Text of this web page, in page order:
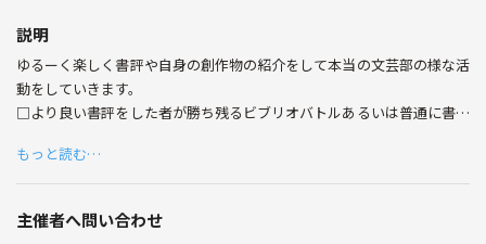
~
趣味
・読書・散歩・Wikipedia巡り
~
よく出掛ける場所
説明
ゆるーく楽しく書評や自身の創作物の紹介をして本当の文芸部の様な活
動をしていきます。
□より良い書評をした者が勝ち残るビブリオバトルあるいは普通に書評
□自身の創作物の紹介と他作品の批評を行うプレゼンテーション
以上の2つがメインの活動になります。
他にもボドゲやスポーツ、カラオケ、カフェ会、映画鑑賞など楽しくワ
イワイ出来るような事を積極的にしていきたいです！
もっと読む…
主催者へ問い合わせ